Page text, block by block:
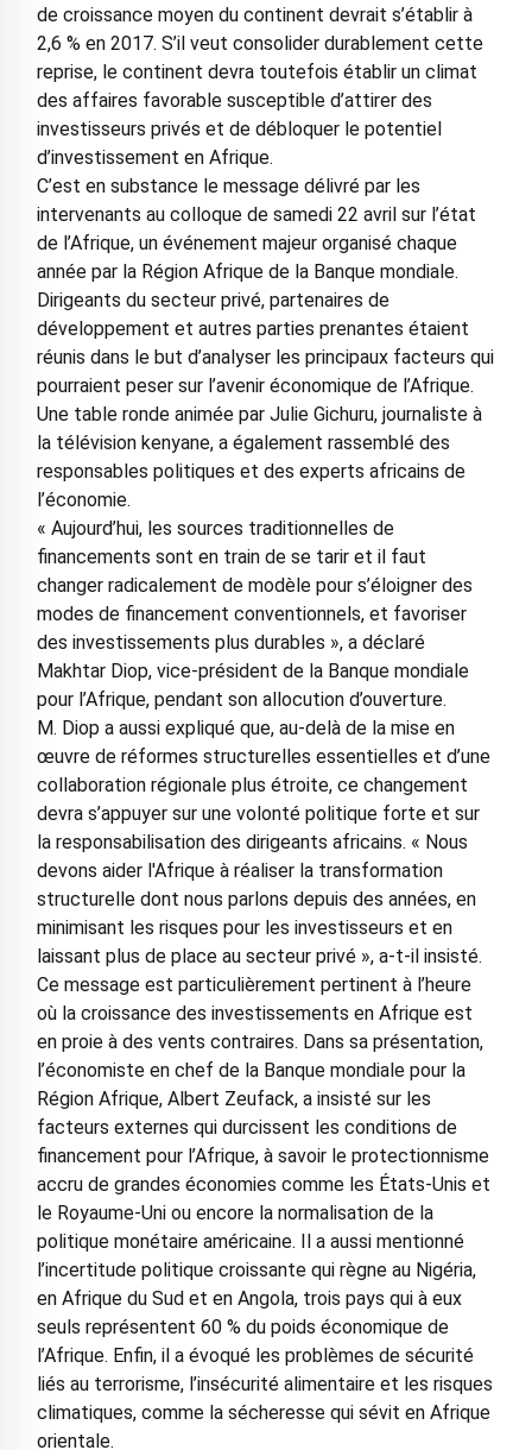
de croissance moyen du continent devrait s’établir à
2,6 % en 2017. S’il veut consolider durablement cette
reprise, le continent devra toutefois établir un climat
des affaires favorable susceptible d’attirer des
investisseurs privés et de débloquer le potentiel
d’investissement en Afrique.
C’est en substance le message délivré par les
intervenants au colloque de samedi 22 avril sur l’état
de l’Afrique, un événement majeur organisé chaque
année par la Région Afrique de la Banque mondiale.
Dirigeants du secteur privé, partenaires de
développement et autres parties prenantes étaient
réunis dans le but d’analyser les principaux facteurs qui
pourraient peser sur l’avenir économique de l’Afrique.
Une table ronde animée par Julie Gichuru, journaliste à
la télévision kenyane, a également rassemblé des
responsables politiques et des experts africains de
l’économie.
« Aujourd’hui, les sources traditionnelles de
financements sont en train de se tarir et il faut
changer radicalement de modèle pour s’éloigner des
modes de financement conventionnels, et favoriser
des investissements plus durables », a déclaré
Makhtar Diop, vice-président de la Banque mondiale
pour l’Afrique, pendant son allocution d’ouverture.
M. Diop a aussi expliqué que, au-delà de la mise en
œuvre de réformes structurelles essentielles et d’une
collaboration régionale plus étroite, ce changement
devra s’appuyer sur une volonté politique forte et sur
la responsabilisation des dirigeants africains. « Nous
devons aider l'Afrique à réaliser la transformation
structurelle dont nous parlons depuis des années, en
minimisant les risques pour les investisseurs et en
laissant plus de place au secteur privé », a-t-il insisté.
Ce message est particulièrement pertinent à l’heure
où la croissance des investissements en Afrique est
en proie à des vents contraires. Dans sa présentation,
l’économiste en chef de la Banque mondiale pour la
Région Afrique, Albert Zeufack, a insisté sur les
facteurs externes qui durcissent les conditions de
financement pour l’Afrique, à savoir le protectionnisme
accru de grandes économies comme les États-Unis et
le Royaume-Uni ou encore la normalisation de la
politique monétaire américaine. Il a aussi mentionné
l’incertitude politique croissante qui règne au Nigéria,
en Afrique du Sud et en Angola, trois pays qui à eux
seuls représentent 60 % du poids économique de
l’Afrique. Enfin, il a évoqué les problèmes de sécurité
liés au terrorisme, l’insécurité alimentaire et les risques
climatiques, comme la sécheresse qui sévit en Afrique
orientale.